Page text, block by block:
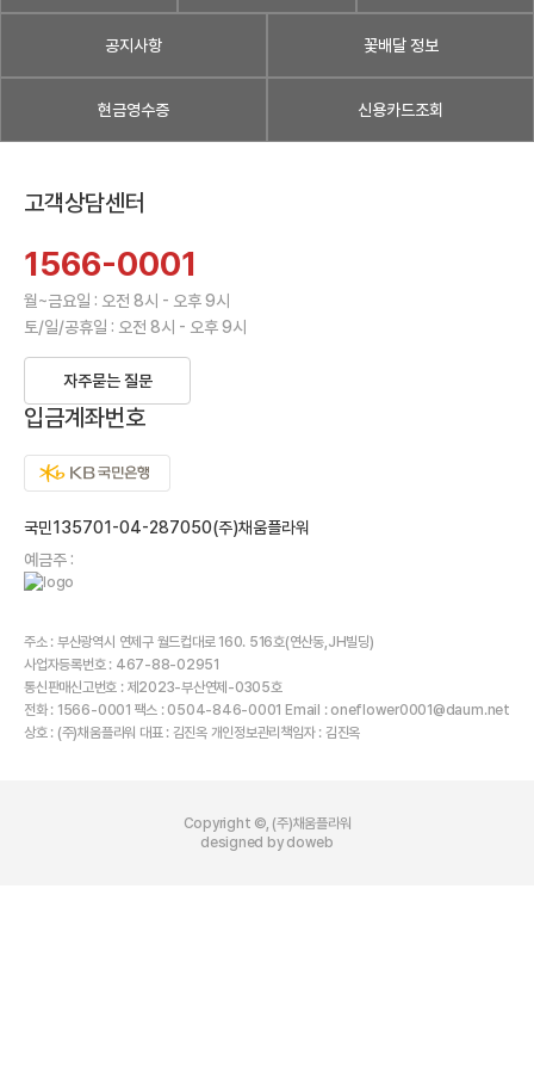
공지사항 꽃배달 정보
현금영수증 신용카드조회
고객상담센터
1566-0001
월~금요일 : 오전 8시 - 오후 9시
토/일/공휴일 : 오전 8시 - 오후 9시
자주묻는 질문
입금계좌번호
국민135701-04-287050(주)채움플라워
예금주 :
주소 : 부산광역시 연제구 월드컵대로 160. 516호(연산동,JH빌딩)
사업자등록번호 : 467-88-02951
통신판매신고번호 : 제2023-부산연제-0305호
전화 : 1566-0001 팩스 : 0504-846-0001 Email : oneflower0001@daum.net
상호 : (주)채움플라워 대표 : 김진옥 개인정보관리책임자 : 김진옥
Copyright ©, (주)채움플라워
designed by doweb